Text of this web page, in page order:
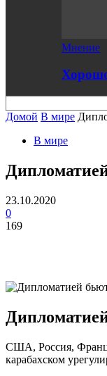
Мнение
Домой В мире
В мире
23.10.2020
0
169
США, Россия,
карабахском